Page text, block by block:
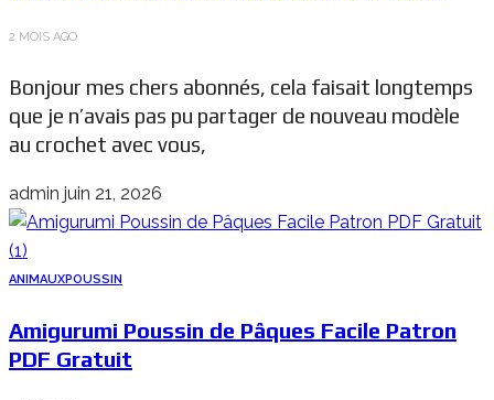
2 MOIS AGO
Bonjour mes chers abonnés, cela faisait longtemps
que je n’avais pas pu partager de nouveau modèle
au crochet avec vous,
admin juin 21, 2026
ANIMAUXPOUSSIN
Amigurumi Poussin de Pâques Facile Patron
PDF Gratuit